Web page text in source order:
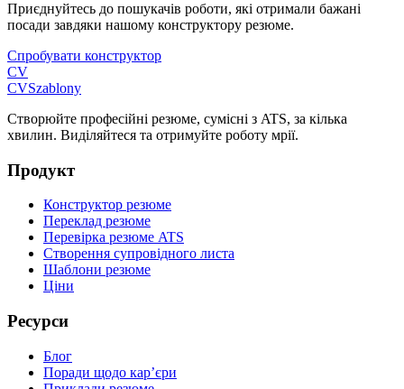
Приєднуйтесь до пошукачів роботи, які отримали бажані
посади завдяки нашому конструктору резюме.
Спробувати конструктор
CV
CVSzablony
Створюйте професійні резюме, сумісні з ATS, за кілька
хвилин. Виділяйтеся та отримуйте роботу мрії.
Продукт
Конструктор резюме
Переклад резюме
Перевірка резюме ATS
Створення супровідного листа
Шаблони резюме
Ціни
Ресурси
Блог
Поради щодо кар’єри